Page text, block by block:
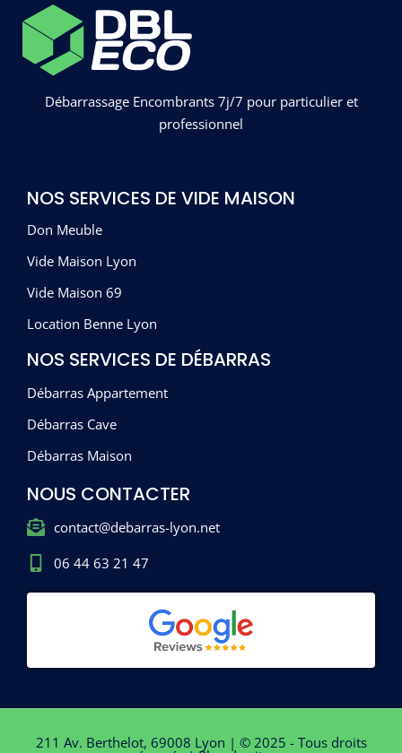
Débarrassage Encombrants 7j/7 pour particulier et
professionnel
NOS SERVICES DE VIDE MAISON
Don Meuble
Vide Maison Lyon
Vide Maison 69
Location Benne Lyon
NOS SERVICES DE DÉBARRAS
Débarras Appartement
Débarras Cave
Débarras Maison
NOUS CONTACTER
contact@debarras-lyon.net
06 44 63 21 47
211 Av. Berthelot, 69008 Lyon | © 2025 - Tous droits